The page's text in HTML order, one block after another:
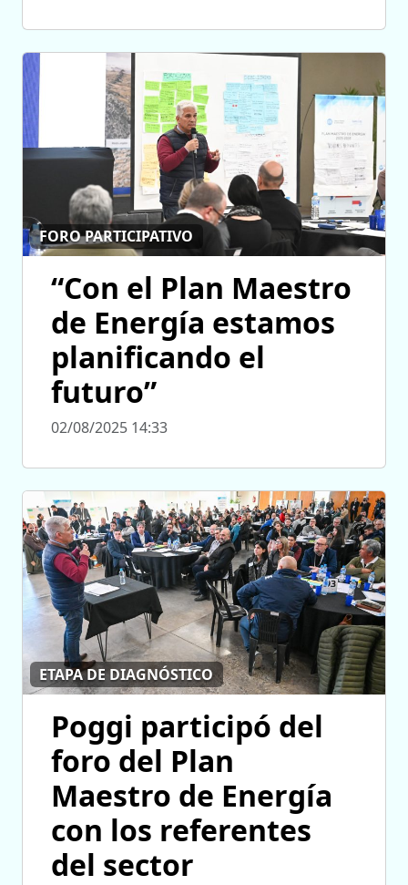
FORO PARTICIPATIVO
“Con el Plan Maestro
de Energía estamos
planificando el
futuro”
02/08/2025 14:33
ETAPA DE DIAGNÓSTICO
Poggi participó del
foro del Plan
Maestro de Energía
con los referentes
del sector